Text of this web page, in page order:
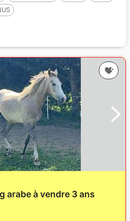
arabe à vendre 3 ans